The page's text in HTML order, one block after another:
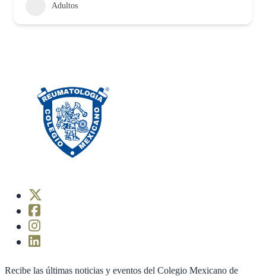
Adultos
Recibe las últimas noticias y eventos del Colegio Mexicano de